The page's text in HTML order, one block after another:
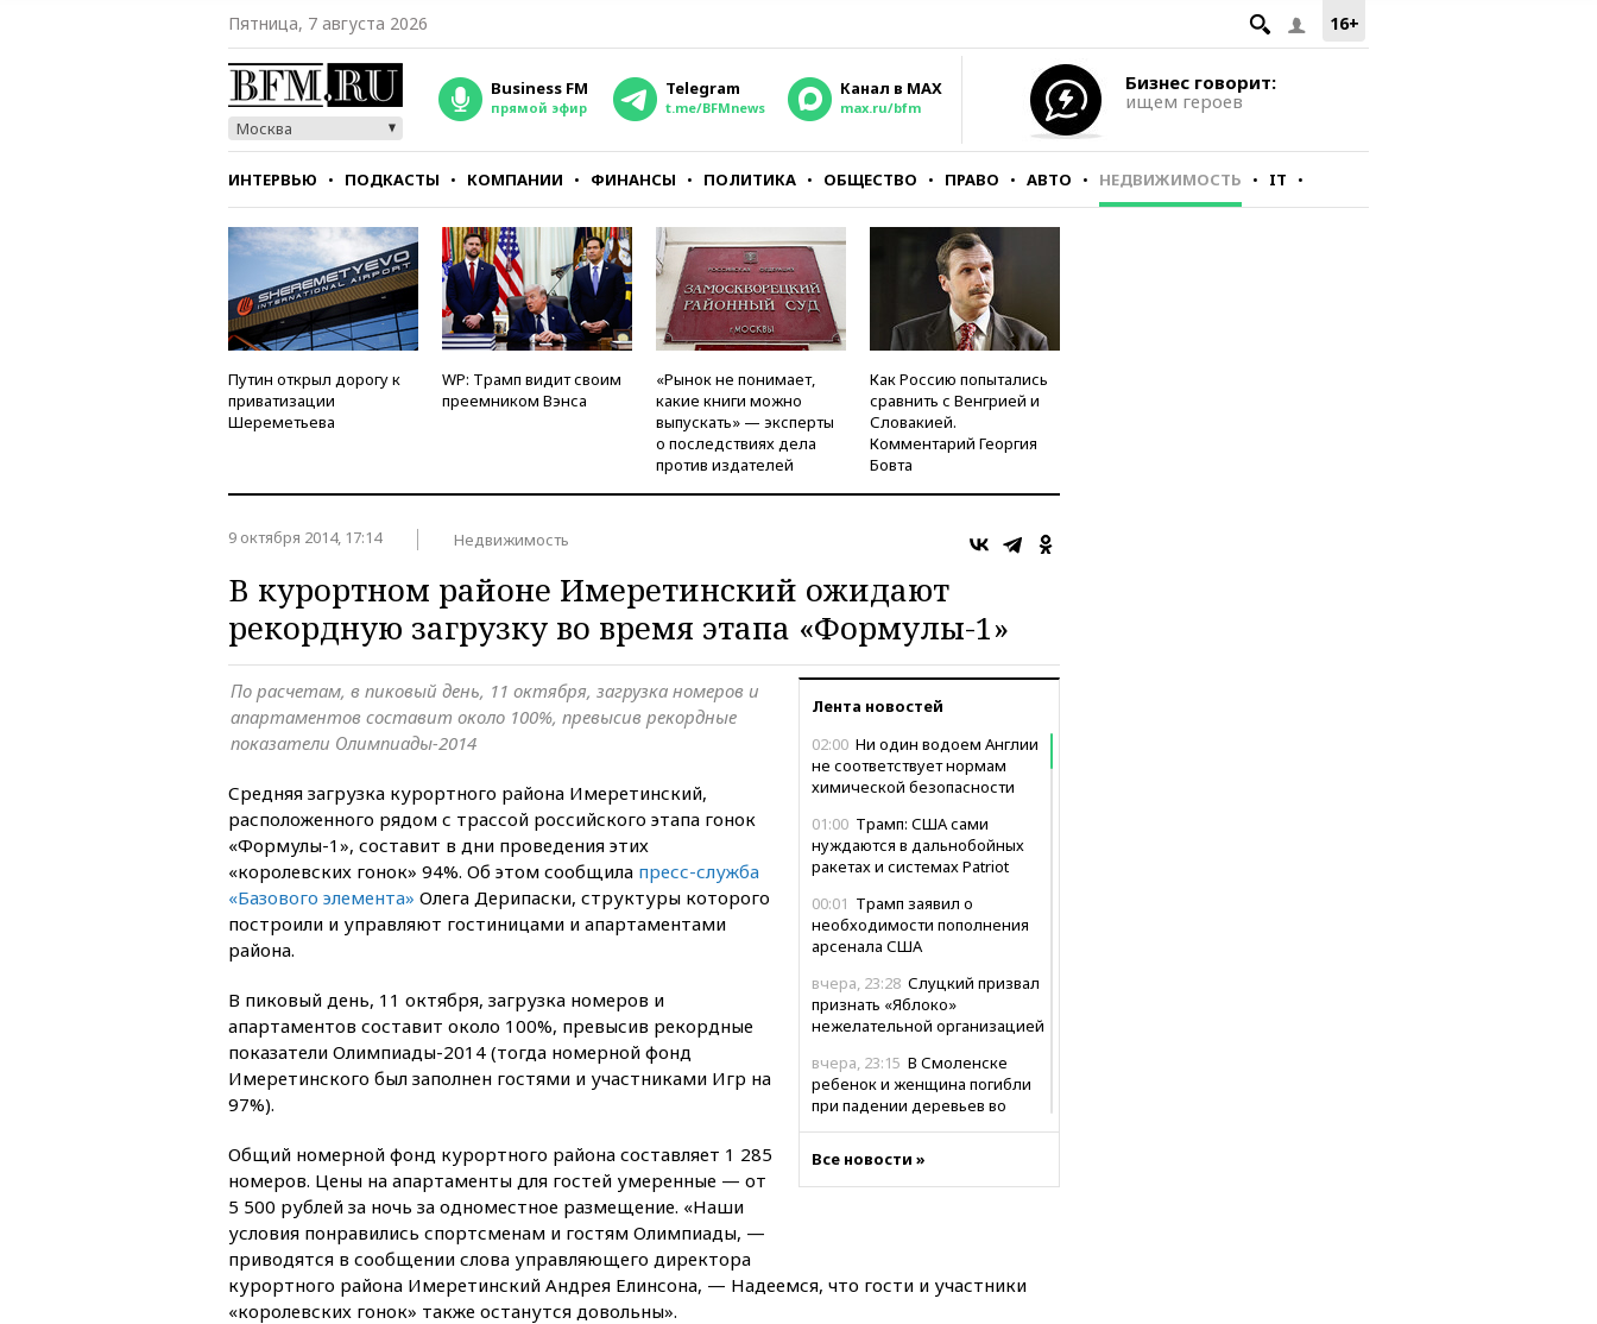
16+
Пятница, 7 августа 2026
Москва
Business FM
прямой эфир
Telegram
t.me/BFMnews
Канал в MAX
max.ru/bfm
Бизнес говорит:
ищем героев
ИНТЕРВЬЮ ПОДКАСТЫ КОМПАНИИ ФИНАНСЫ ПОЛИТИКА ОБЩЕСТВО ПРАВО АВТО НЕДВИЖИМОСТЬ IT
СТИЛЬ ТЕСТЫ
Путин открыл дорогу к
приватизации
Шереметьева
WP: Трамп видит своим
преемником Вэнса
«Рынок не понимает,
какие книги можно
выпускать» — эксперты
о последствиях дела
против издателей
Как Россию попытались
сравнить с Венгрией и
Словакией.
Комментарий Георгия
Бовта
9 октября 2014, 17:14 Недвижимость
В курортном районе Имеретинский ожидают
рекордную загрузку во время этапа «Формулы-1»
Лента новостей
02:00 Ни один водоем Англии
не соответствует нормам
химической безопасности
01:00 Трамп: США сами
нуждаются в дальнобойных
ракетах и системах Patriot
00:01 Трамп заявил о
необходимости пополнения
арсенала США
вчера, 23:28 Слуцкий призвал
признать «Яблоко»
нежелательной организацией
вчера, 23:15 В Смоленске
ребенок и женщина погибли
при падении деревьев во
вчера, 22:55В Москве в
пятницу ожидаются ливни
вчера, 22:28
Отказаться от
Все новости »
По расчетам, в пиковый день, 11 октября, загрузка номеров и
апартаментов составит около 100%, превысив рекордные
показатели Олимпиады-2014
Средняя загрузка курортного района Имеретинский,
расположенного рядом с трассой российского этапа гонок
«Формулы-1», составит в дни проведения этих
«королевских гонок» 94%. Об этом сообщила пресс-служба
«Базового элемента» Олега Дерипаски, структуры которого
построили и управляют гостиницами и апартаментами
района.
В пиковый день, 11 октября, загрузка номеров и
апартаментов составит около 100%, превысив рекордные
показатели Олимпиады-2014 (тогда номерной фонд
Имеретинского был заполнен гостями и участниками Игр на
97%).
Общий номерной фонд курортного района составляет 1 285
номеров. Цены на апартаменты для гостей умеренные — от
5 500 рублей за ночь за одноместное размещение. «Наши
условия понравились спортсменам и гостям Олимпиады, —
приводятся в сообщении слова управляющего директора
курортного района Имеретинский Андрея Елинсона, — Надеемся, что гости и участники
«королевских гонок» также останутся довольны».